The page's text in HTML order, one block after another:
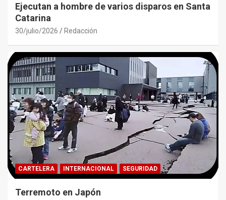
Ejecutan a hombre de varios disparos en Santa
Catarina
30/julio/2026 Redacción
CARTELERA INTERNACIONAL SEGURIDAD
Terremoto en Japón